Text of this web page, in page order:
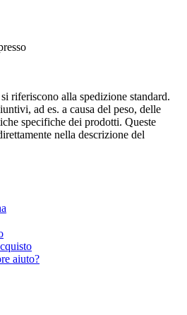
riferiscono alla spedizione standard.
ad es. a causa del peso, delle
specifiche dei prodotti. Queste
nella descrizione del
aiuto?